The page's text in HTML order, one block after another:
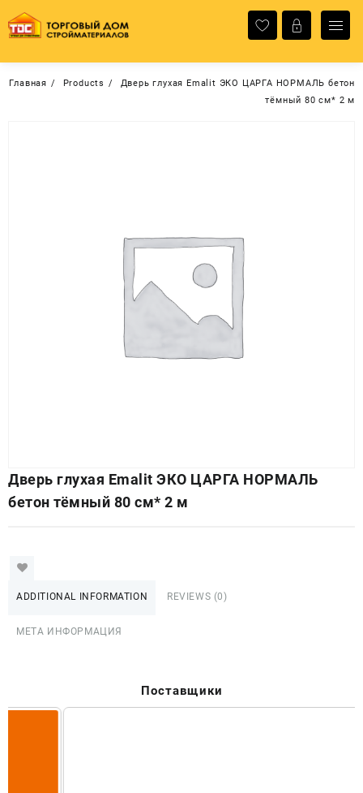
содержимому
Главная Products
Дверь глухая Emalit ЭКО ЦАРГА НОРМАЛЬ бетон
тёмный 80 см* 2 м
Дверь глухая Emalit ЭКО ЦАРГА НОРМАЛЬ
бетон тёмный 80 см* 2 м
ADDITIONAL INFORMATION REVIEWS (0)
МЕТА ИНФОРМАЦИЯ
Поставщики